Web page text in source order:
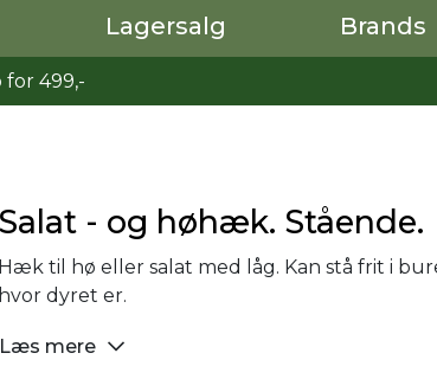
Lagersalg Brands
for 499,-
Salat - og høhæk. Stående.
Hæk til hø eller salat med låg. Kan stå frit i
hvor dyret er.
Læs mere